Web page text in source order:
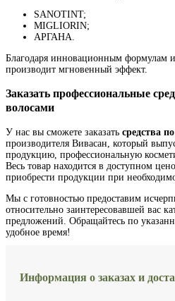
SANOTINT;
MIGLIORIN;
АРГАНА.
Благодаря инновационным формулам и
производит мгновенный эффект.
Заказать профессиональные
волосами
У нас вы сможете заказать средства
производителя Вивасан, который
продукцию, профессиональную
Весь товар находится в доступном
приобрести продукции при
Мы с готовностью предоставим
относительно заинтересовавшей вас
предложений. Обращайтесь по
удобное время!
Информация о заказах и